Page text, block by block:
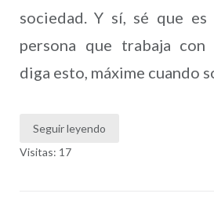
sociedad. Y sí, sé que
persona que trabaja con
diga esto, máxime cuando
Seguir leyendo
Visitas: 17